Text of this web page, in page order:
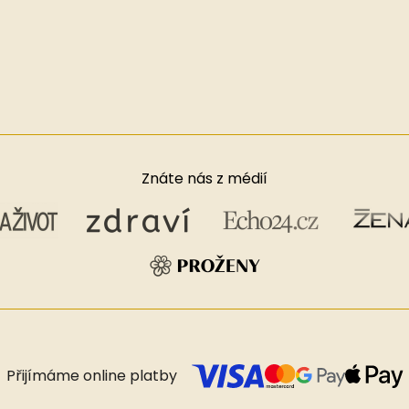
Znáte nás z médií
Přijímáme online platby